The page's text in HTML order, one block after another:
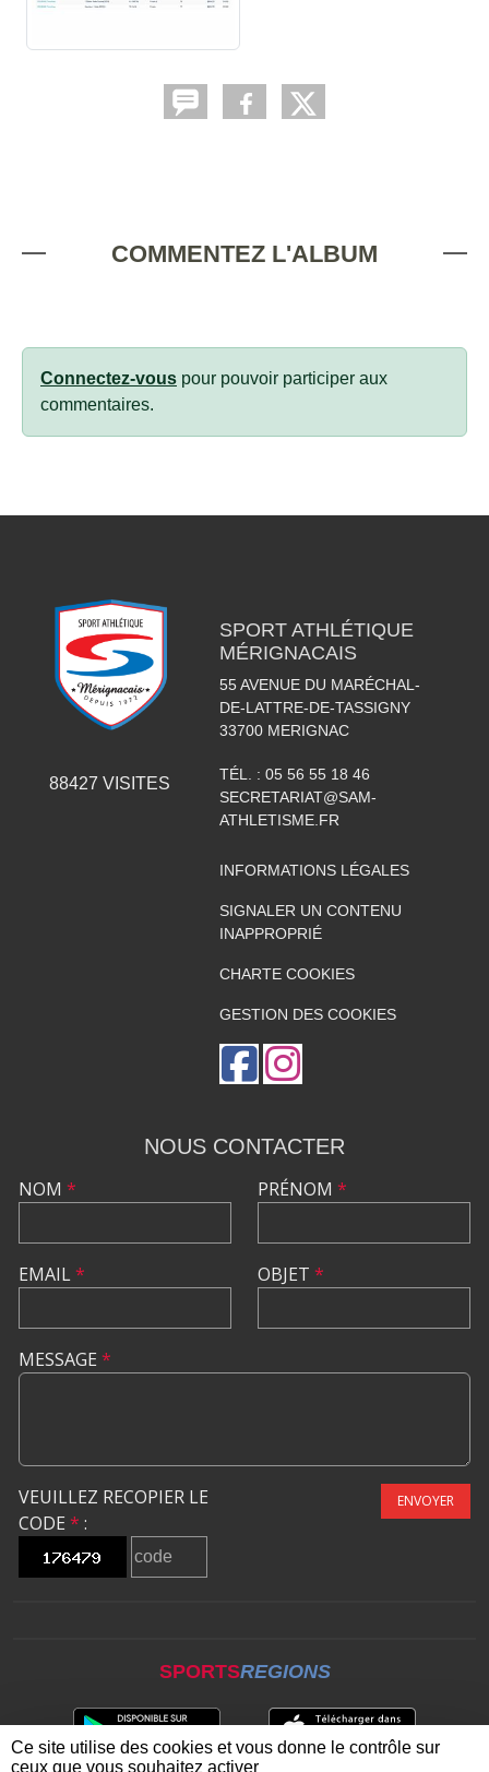
COMMENTEZ L'ALBUM
Connectez-vous pour pouvoir participer aux
commentaires.
88427 VISITES
SPORT ATHLÉTIQUE
MÉRIGNACAIS
55 AVENUE DU MARÉCHAL-
DE-LATTRE-DE-TASSIGNY
33700 MERIGNAC
TÉL. : 05 56 55 18 46
SECRETARIAT@SAM-
ATHLETISME.FR
INFORMATIONS LÉGALES
SIGNALER UN CONTENU
INAPPROPRIÉ
CHARTE COOKIES
GESTION DES COOKIES
NOUS CONTACTER
NOM *
EMAIL*
PRÉNOM *
OBJET *
MESSAGE *
VEUILLEZ RECOPIER LE
CODE * :
ENVOYER
SPORTSREGIONS
Ce site utilise des cookies et vous donne le contrôle sur
ceux que vous souhaitez activer